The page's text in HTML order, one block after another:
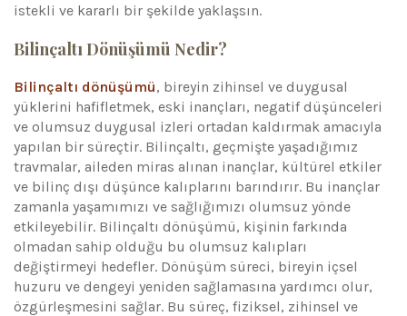
istekli ve kararlı bir şekilde yaklaşsın.
Bilinçaltı Dönüşümü Nedir?
Bilinçaltı dönüşümü, bireyin zihinsel ve duygusal
yüklerini hafifletmek, eski inançları, negatif düşünceleri
ve olumsuz duygusal izleri ortadan kaldırmak amacıyla
yapılan bir süreçtir. Bilinçaltı, geçmişte yaşadığımız
travmalar, aileden miras alınan inançlar, kültürel etkiler
ve bilinç dışı düşünce kalıplarını barındırır. Bu inançlar
zamanla yaşamımızı ve sağlığımızı olumsuz yönde
etkileyebilir. Bilinçaltı dönüşümü, kişinin farkında
olmadan sahip olduğu bu olumsuz kalıpları
değiştirmeyi hedefler. Dönüşüm süreci, bireyin içsel
huzuru ve dengeyi yeniden sağlamasına yardımcı olur,
özgürleşmesini sağlar. Bu süreç, fiziksel, zihinsel ve